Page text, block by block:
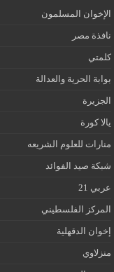
الإخوان المسلمون
نافذة مصر
كلمتي
بوابة الحرية والعدالة
الجزيرة
يالا كورة
منارات للعلوم الشريعه
شبكة صيد الفوائد
عربي 21
المركز الفلسطيني
إخوان الدقهلية
منزلاوي